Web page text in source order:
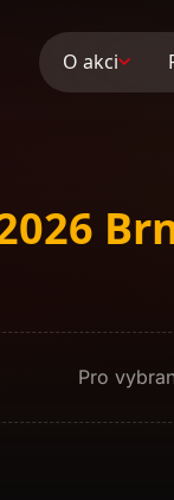
O akci
Pro